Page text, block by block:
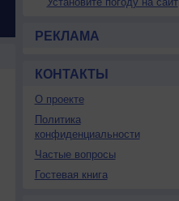
РЕКЛАМА
КОНТАКТЫ
О проекте
Политика
конфиденциальности
Частые вопросы
Гостевая книга